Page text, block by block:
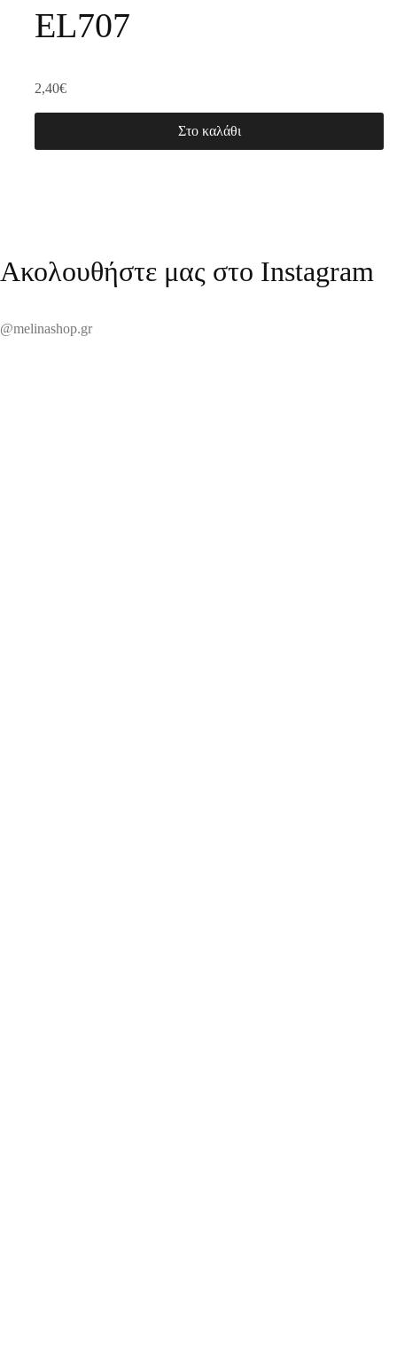
EL707
2,40€
Στο καλάθι
Ακολουθήστε μας στο Instagram
@melinashop.gr